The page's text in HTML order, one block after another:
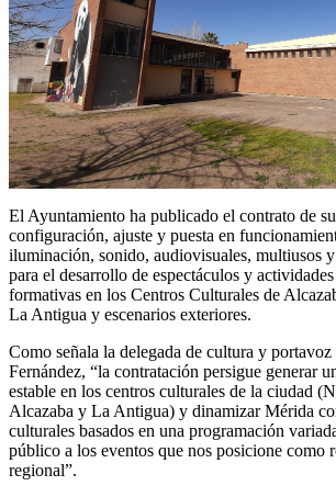
El Ayuntamiento ha publicado el contrato de
configuración, ajuste y puesta en
iluminación, sonido, audiovisuales, multiusos
para el desarrollo de espectáculos y
formativas en los Centros Culturales de
La Antigua y escenarios exteriores.
Como señala la delegada de cultura y
Fernández, “la contratación persigue generar
estable en los centros culturales de la ciudad
Alcazaba y La Antigua) y dinamizar Mérida
culturales basados en una programación
público a los eventos que nos posicione como
regional”.